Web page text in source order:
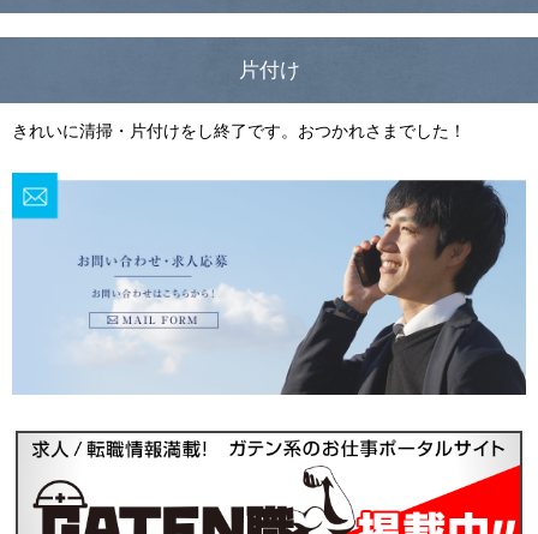
片付け
きれいに清掃・片付けをし終了です。おつかれさまでした！